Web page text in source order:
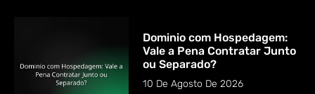
Dominio com Hospedagem:
Vale a Pena Contratar Junto
ou Separado?
10 De Agosto De 2026